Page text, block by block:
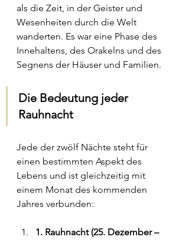
als die Zeit, in der Geister und
Wesenheiten durch die Welt
wanderten. Es war eine Phase des
Innehaltens, des Orakelns und des
Segnens der Häuser und Familien.
Die Bedeutung jeder
Rauhnacht
Jede der zwölf Nächte steht für
einen bestimmten Aspekt des
Lebens und ist gleichzeitig mit
einem Monat des kommenden
Jahres verbunden:
1. Rauhnacht (25. Dezember –